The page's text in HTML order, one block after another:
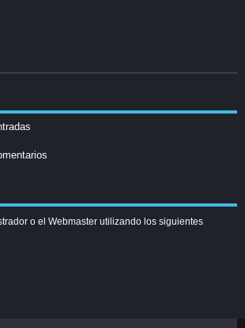
o el Webmaster utilizando los siguientes